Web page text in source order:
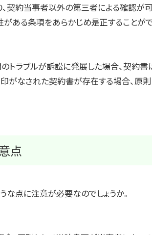
契約当事者以外の第三者による確認が
ある条項をあらかじめ是正することがで
トラブルが訴訟に発展した場合、契約
印がなされた契約書が存在する場合、
点
な点に注意が必要なのでしょうか。